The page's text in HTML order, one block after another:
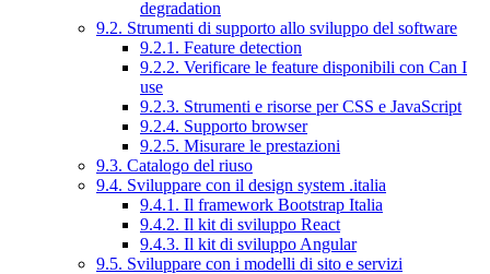
degradation
9.2. Strumenti di supporto allo sviluppo del software
9.2.1. Feature detection
9.2.2. Verificare le feature disponibili con Can I
use
9.2.3. Strumenti e risorse per CSS e JavaScript
9.2.4. Supporto browser
9.2.5. Misurare le prestazioni
9.3. Catalogo del riuso
9.4. Sviluppare con il design system .italia
9.4.1. Il framework Bootstrap Italia
9.4.2. Il kit di sviluppo React
9.4.3. Il kit di sviluppo Angular
9.5. Sviluppare con i modelli di sito e servizi